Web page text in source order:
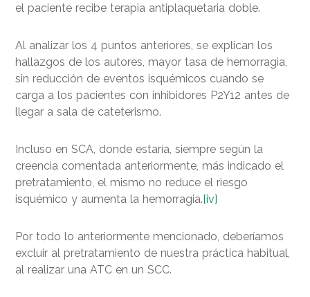
el paciente recibe terapia antiplaquetaria doble.
Al analizar los 4 puntos anteriores, se explican los
hallazgos de los autores, mayor tasa de hemorragia,
sin reducción de eventos isquémicos cuando se
carga a los pacientes con inhibidores P2Y12 antes de
llegar a sala de cateterismo.
Incluso en SCA, donde estaría, siempre según la
creencia comentada anteriormente, más indicado el
pretratamiento, el mismo no reduce el riesgo
isquémico y aumenta la hemorragia.[iv]
Por todo lo anteriormente mencionado, deberíamos
excluir al pretratamiento de nuestra práctica habitual,
al realizar una ATC en un SCC.